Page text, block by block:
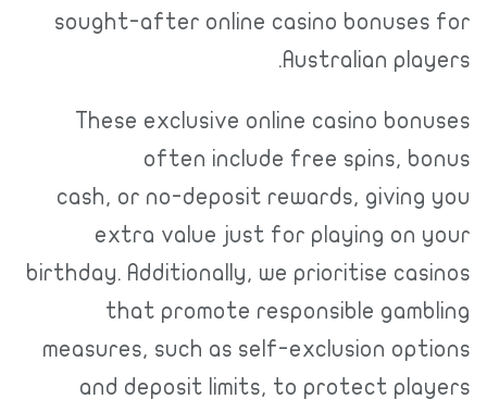
sought-after online casino bonuses for
Australian players.
These exclusive online casino bonuses
often include free spins, bonus
cash, or no-deposit rewards, giving you
extra value just for playing on your
birthday. Additionally, we prioritise casinos
that promote responsible gambling
measures, such as self-exclusion options
and deposit limits, to protect players